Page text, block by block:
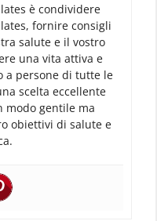
è condividere
fornire consigli
salute e il vostro
una vita attiva e
a persone di tutte le
scelta eccellente
modo gentile ma
obiettivi di salute e